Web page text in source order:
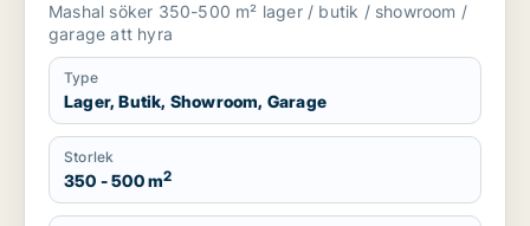
Mashal söker 350-500 m² lager / butik / showroom /
garage att hyra
Type
Lager, Butik, Showroom, Garage
Storlek
350 - 500 m2